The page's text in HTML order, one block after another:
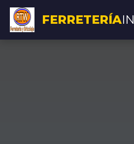
FERRETERÍA